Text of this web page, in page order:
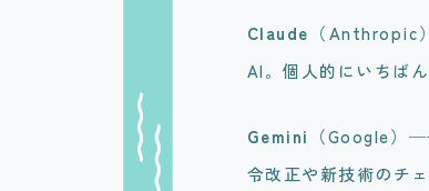
Claude （Anthropic
AI。個人的にいちば
Gemini
（Google）
令改正や新技術のチ